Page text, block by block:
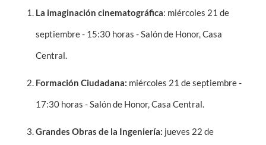
La imaginación cinematográfica: miércoles 21 de
septiembre - 15:30 horas - Salón de Honor, Casa
Central.
Formación Ciudadana: miércoles 21 de septiembre -
17:30 horas - Salón de Honor, Casa Central.
Grandes Obras de la Ingeniería: jueves 22 de